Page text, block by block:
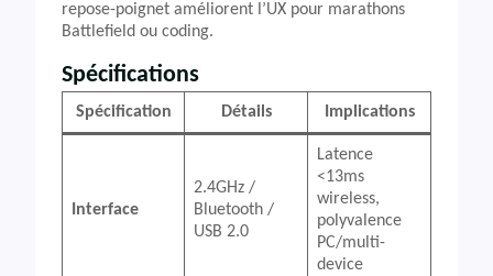
repose-poignet améliorent l’UX pour marathons
Battlefield ou coding.
Spécifications
Spécification Détails Implications
Interface
2.4GHz /
Bluetooth /
USB 2.0
Latence
<13ms
wireless,
polyvalence
PC/multi-
device